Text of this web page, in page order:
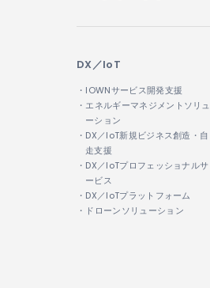
DX／IoT
・IOWNサービス開発支援
・エネルギーマネジメントソリュ
ーション
・DX／IoT新規ビジネス創造・自
走支援
・DX／IoTプロフェッショナルサ
ービス
・DX／IoTプラットフォーム
・ドローンソリューション